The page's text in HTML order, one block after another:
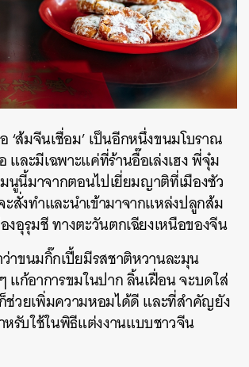
อ ‘ส้มจีนเชื่อม’ เป็นอีกหนึ่งขนมโบราณ
ละมีเฉพาะแค่ที่ร้านอื๊อเล่งเฮง พี่จุ๋ม
มนูนี้มาจากตอนไปเยี่ยมญาติที่เมืองซัว
ะสั่งทำและนำเข้ามาจากแหล่งปลูกส้ม
อุรุมชี ทางตะวันตกเฉียงเหนือของจีน
าขนมกิ๊กเปี้ยมีรสชาติหวานละมุน
แก้อาการขมในปาก ลิ้นเฝื่อน จะบดใส่
ช่วยเพิ่มความหอมได้ดี และที่สำคัญยัง
รับใช้ในพิธีแต่งงานแบบชาวจีน